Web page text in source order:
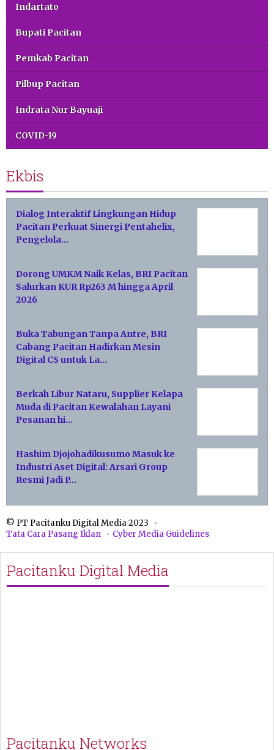
Indartato
Bupati Pacitan
Pemkab Pacitan
Pilbup Pacitan
Indrata Nur Bayuaji
COVID-19
Ekbis
Dialog Interaktif Lingkungan Hidup
Pacitan Perkuat Sinergi Pentahelix,
Pengelola…
Dorong UMKM Naik Kelas, BRI Pacitan
Salurkan KUR Rp263 M hingga April
2026
Buka Tabungan Tanpa Antre, BRI
Cabang Pacitan Hadirkan Mesin
Digital CS untuk La…
Berkah Libur Nataru, Supplier Kelapa
Muda di Pacitan Kewalahan Layani
Pesanan hi…
Hashim Djojohadikusumo Masuk ke
Industri Aset Digital: Arsari Group
Resmi Jadi P…
© PT Pacitanku Digital Media 2023
Tata Cara Pasang Iklan
Cyber Media Guidelines
Pacitanku Digital Media
Pacitanku Networks